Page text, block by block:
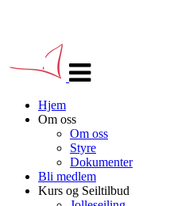
navigasjon
Hjem
Om oss
Om oss
Styre
Dokumenter
Bli medlem
Kurs og Seiltilbud